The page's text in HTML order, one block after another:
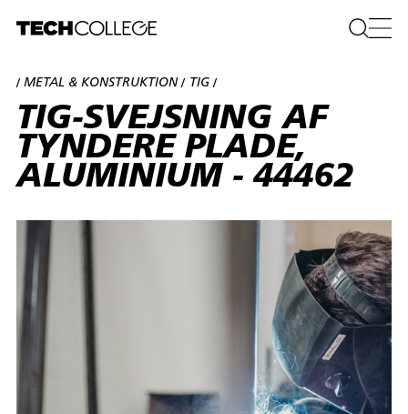
/METAL & KONSTRUKTION / TIG /
TIG-SVEJSNING AF
TYNDERE PLADE,
ALUMINIUM - 44462